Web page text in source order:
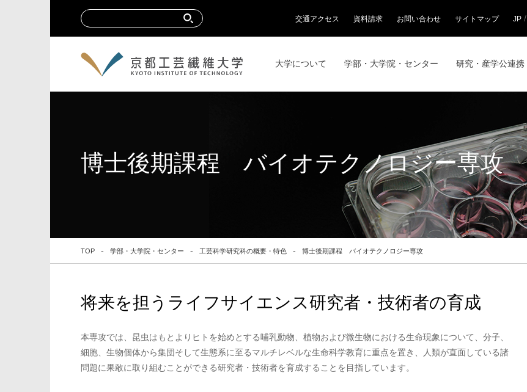
交通アクセス 資料請求 お問い合わせ サイトマップ JP /
大学について 学部・大学院・センター 研究・産学公連携
博士後期課程 バイオテクノロジー専攻
TOP 学部・大学院・センター 工芸科学研究科の概要・特色 博士後期課程 バイオテクノロジー専攻
将来を担うライフサイエンス研究者・技術者の育成
本専攻では、昆虫はもとよりヒトを始めとする哺乳動物、植物および微生物における生命現象について、分子、
細胞、生物個体から集団そして生態系に至るマルチレベルな生命科学教育に重点を置き、人類が直面している諸
問題に果敢に取り組むことができる研究者・技術者を育成することを目指しています。